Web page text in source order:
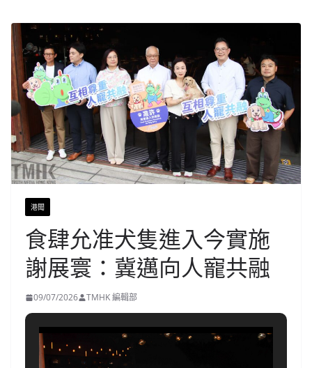
港聞
食肆允准犬隻進入今實施
謝展寰：冀邁向人寵共融
09/07/2026 TMHK 編輯部